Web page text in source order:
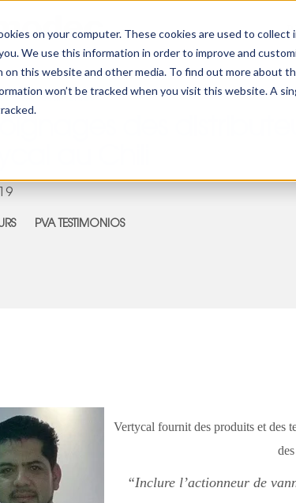
on your computer. These cookies are used to
We use this information in order to improve and
this website and other media. To find out more about
won’t be tracked when you visit this website. A
PVA Testimonios
des
PVA TESTIMONIOS
Vertycal fournit des produits et des
“Inclure l’actionneur de